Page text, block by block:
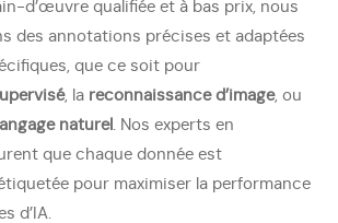
d’œuvre qualifiée et à bas prix, nous
des annotations précises et adaptées
que ce soit pour
, la reconnaissance d’image, ou
naturel. Nos experts en
que chaque donnée est
pour maximiser la performance
d’IA.